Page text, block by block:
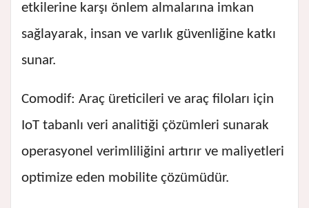
etkilerine karşı önlem almalarına imkan
sağlayarak, insan ve varlık güvenliğine katkı
sunar.
Comodif: Araç üreticileri ve araç filoları için
IoT tabanlı veri analitiği çözümleri sunarak
operasyonel verimliliğini artırır ve maliyetleri
optimize eden mobilite çözümüdür.